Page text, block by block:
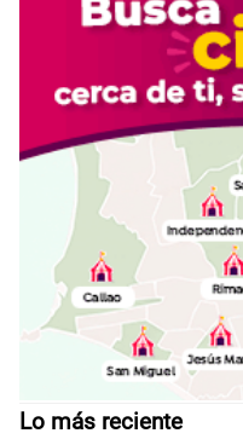
Lo más reciente